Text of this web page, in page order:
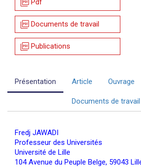
Pdf
picture_as_pdf Documents de travail
picture_as_pdf Publications
Présentation Article Ouvrage
Documents de travail
Fredj JAWADI
Professeur des Universités
Université de Lille
104 Avenue du Peuple Belge, 59043